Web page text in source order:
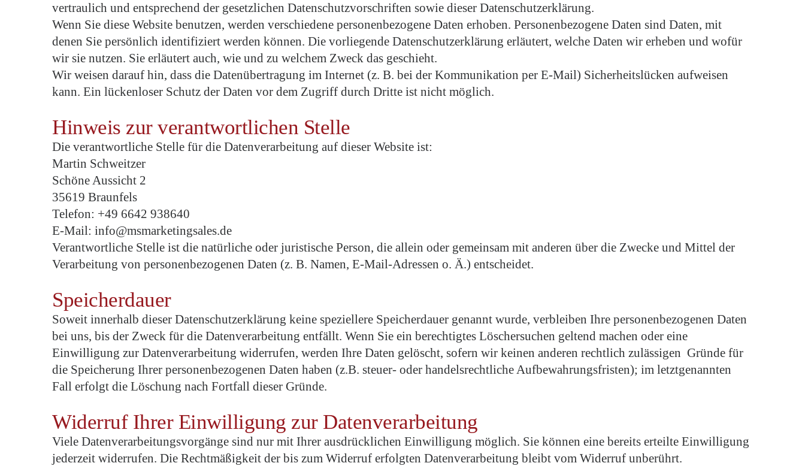
vertraulich und entsprechend der gesetzlichen Datenschutzvorschriften sowie dieser Datenschutzerklärung.
Wenn Sie diese Website benutzen, werden verschiedene personenbezogene Daten erhoben. Personenbezogene Daten sind Daten, mit
denen Sie persönlich identifiziert werden können. Die vorliegende Datenschutzerklärung erläutert, welche Daten wir erheben und wofür
wir sie nutzen. Sie erläutert auch, wie und zu welchem Zweck das geschieht.
Wir weisen darauf hin, dass die Datenübertragung im Internet (z. B. bei der Kommunikation per E-Mail) Sicherheitslücken aufweisen
kann. Ein lückenloser Schutz der Daten vor dem Zugriff durch Dritte ist nicht möglich.
Hinweis zur verantwortlichen Stelle
Die verantwortliche Stelle für die Datenverarbeitung auf dieser Website ist:
Martin Schweitzer
Schöne Aussicht 2
35619 Braunfels
Telefon: +49 6642 938640
E-Mail: info@msmarketingsales.de
Verantwortliche Stelle ist die natürliche oder juristische Person, die allein oder gemeinsam mit anderen über die Zwecke und Mittel der
Verarbeitung von personenbezogenen Daten (z. B. Namen, E-Mail-Adressen o. Ä.) entscheidet.
Speicherdauer
Soweit innerhalb dieser Datenschutzerklärung keine speziellere Speicherdauer genannt wurde, verbleiben Ihre personenbezogenen Daten
bei uns, bis der Zweck für die Datenverarbeitung entfällt. Wenn Sie ein berechtigtes Löschersuchen geltend machen oder eine
Einwilligung zur Datenverarbeitung widerrufen, werden Ihre Daten gelöscht, sofern wir keinen anderen rechtlich zulässigen Gründe für
die Speicherung Ihrer personenbezogenen Daten haben (z.B. steuer- oder handelsrechtliche Aufbewahrungsfristen); im letztgenannten
Fall erfolgt die Löschung nach Fortfall dieser Gründe.
Widerruf Ihrer Einwilligung zur Datenverarbeitung
Viele Datenverarbeitungsvorgänge sind nur mit Ihrer ausdrücklichen Einwilligung möglich. Sie können eine bereits erteilte Einwilligung
jederzeit widerrufen. Die Rechtmäßigkeit der bis zum Widerruf erfolgten Datenverarbeitung bleibt vom Widerruf unberührt.